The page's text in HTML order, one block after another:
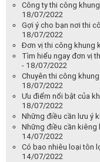
Công ty thi công
18/07/2022
Gợi ý cho bạn nơi thi
18/07/2022
Đơn vị thi công khung
Tìm hiểu ngay đơn vị
- 18/07/2022
Chuyên thi công
18/07/2022
Ưu điểm nổi bật của
18/07/2022
Những điều cần lưu ý
Những điều cần kiêng
14/07/2022
Có bao nhiêu loại tôn
14/07/2022